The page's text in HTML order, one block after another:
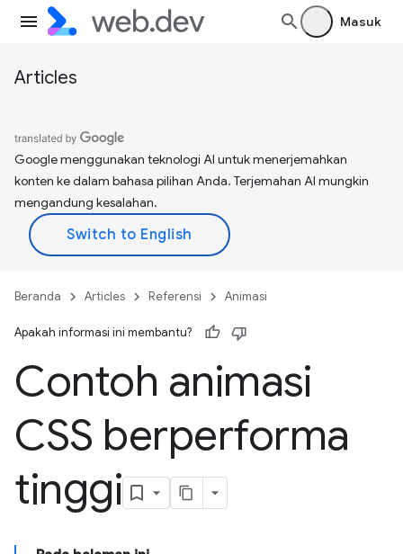
Masuk
Articles
Google menggunakan teknologi AI untuk menerjemahkan
konten ke dalam bahasa pilihan Anda. Terjemahan AI mungkin
mengandung kesalahan.
Beranda Articles Referensi Animasi
Apakah informasi ini membantu?
Contoh animasi
CSS berperforma
tinggi